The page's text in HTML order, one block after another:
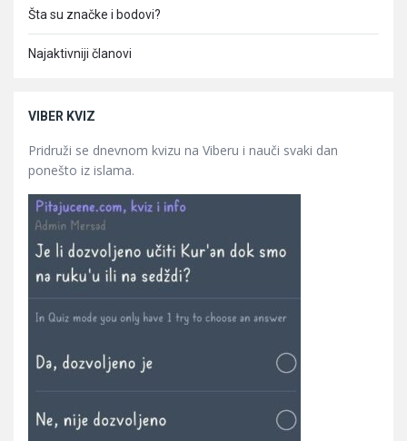
Šta su značke i bodovi?
Najaktivniji članovi
VIBER KVIZ
Pridruži se dnevnom kvizu na Viberu i nauči svaki dan
ponešto iz islama.